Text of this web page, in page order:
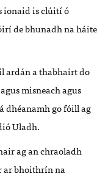
ionaid is clúití ó
de bhunadh na háite
ardán a thabhairt do
misneach agus
dhéanamh go fóill ag
Uladh.
ag an chraoladh
arbhoithrín na